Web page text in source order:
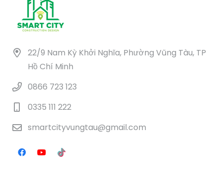
22/9 Nam Kỳ Khởi Nghĩa, Phường Vũng Tàu, TP
Hồ Chí Minh
0866 723 123
0335 111 222
smartcityvungtau@gmail.com